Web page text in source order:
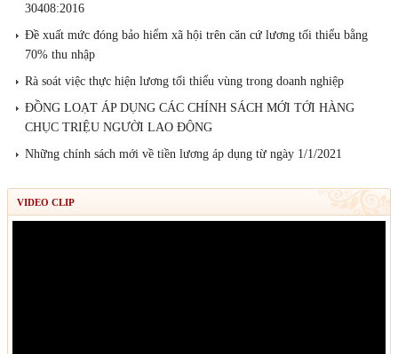
30408:2016
Đề xuất mức đóng bảo hiểm xã hội trên căn cứ lương tối thiểu bằng
70% thu nhập
Rà soát việc thực hiện lương tối thiểu vùng trong doanh nghiệp
ĐỒNG LOẠT ÁP DỤNG CÁC CHÍNH SÁCH MỚI TỚI HÀNG
CHỤC TRIỆU NGƯỜI LAO ĐỘNG
Những chính sách mới về tiền lương áp dụng từ ngày 1/1/2021
VIDEO CLIP